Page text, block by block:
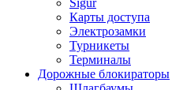
Sigur
Карты доступа
Электрозамки
Турникеты
Терминалы
Дорожные блокираторы